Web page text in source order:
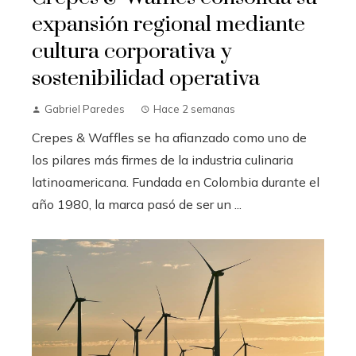
expansión regional mediante
cultura corporativa y
sostenibilidad operativa
Gabriel Paredes Hace 2 semanas
Crepes & Waffles se ha afianzado como uno de
los pilares más firmes de la industria culinaria
latinoamericana. Fundada en Colombia durante el
año 1980, la marca pasó de ser un ...